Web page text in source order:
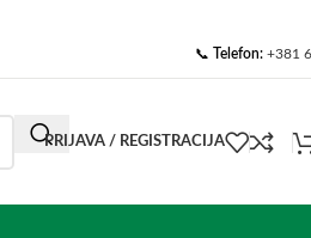
📞 Telefon: +381
PRIJAVA / REGISTRACIJA